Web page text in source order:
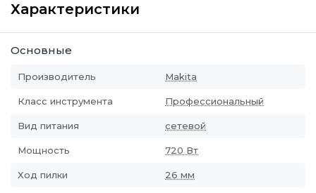
Характеристики
Основные
Производитель Makita
Класс инструмента Профессиональный
Вид питания сетевой
Мощность 720 Вт
Ход пилки 26 мм